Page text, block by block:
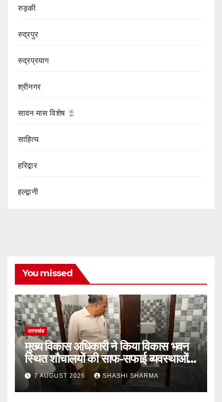
रुड़की
रुद्रपुर
रुद्रप्रयाग
श्रीनगर
सावन मास विशेष
साहित्य
हरिद्वार
हल्द्वानी
You missed
उत्तराखंड
मुख्य विकास अधिकारी ने किया विकास भवन
स्थित शौचालयों की साफ-सफाई व्यवस्थाओं
का निरीक्षण
7 AUGUST 2026 SHASHI SHARMA